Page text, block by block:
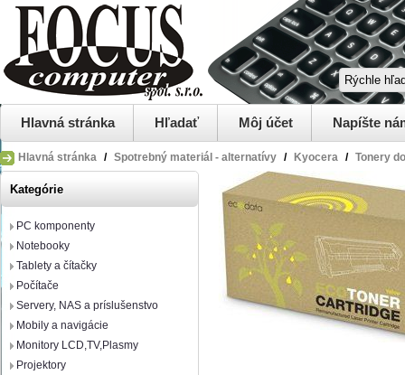
Hlavná stránka Hľadať Môj účet Napíšte
Hlavná stránka / Spotrebný materiál - alternatívy / Kyocera / Tonery
Kategórie
PC komponenty
Notebooky
Tablety a čítačky
Počítače
Servery, NAS a príslušenstvo
Mobily a navigácie
Monitory LCD,TV,Plasmy
Projektory